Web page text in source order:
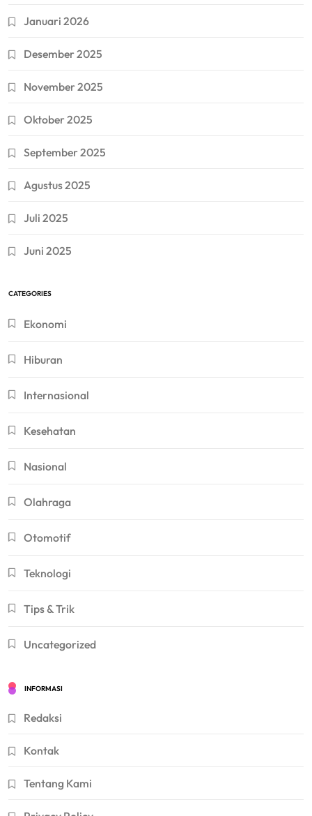
Januari 2026
Desember 2025
November 2025
Oktober 2025
September 2025
Agustus 2025
Juli 2025
Juni 2025
CATEGORIES
Ekonomi
Hiburan
Internasional
Kesehatan
Nasional
Olahraga
Otomotif
Teknologi
Tips & Trik
Uncategorized
INFORMASI
Redaksi
Kontak
Tentang Kami